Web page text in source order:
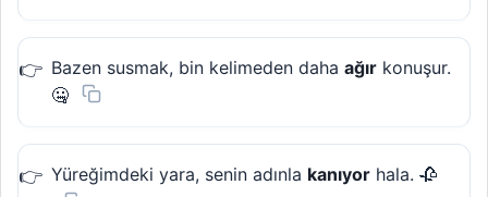
Bazen susmak, bin kelimeden daha ağır konuşur.
🤐
Yüreğimdeki yara, senin adınla kanıyor hala. 🥀